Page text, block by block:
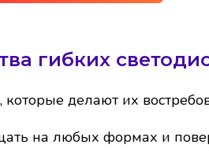
гибких
делают их
на любых формах и